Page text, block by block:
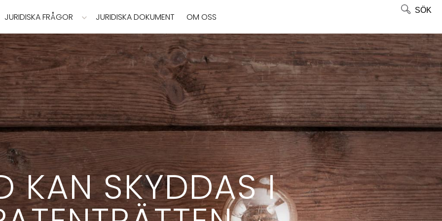
JURIDISKA FRÅGOR JURIDISKA DOKUMENT OM OSS
SÖK
KAN SKYDDAS I